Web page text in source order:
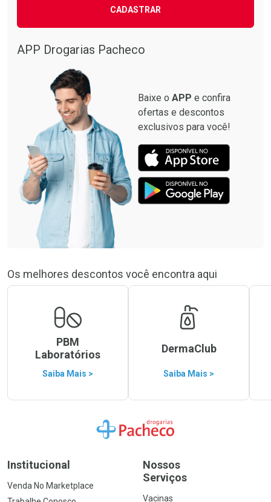
CADASTRAR
APP Drogarias Pacheco
Baixe o APP e confira
ofertas e descontos
exclusivos para você!
Os melhores descontos você encontra aqui
PBM
Laboratórios
Saiba Mais >
DermaClub
Saiba Mais >
Ir para a Home
Institucional
Venda No Marketplace
Nossos
Serviços
Vacinas